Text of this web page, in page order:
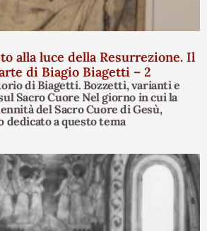
alla luce della Resurrezione. Il
di Biagio Biagetti – 2
di Biagetti. Bozzetti, varianti e
Sacro Cuore Nel giorno in cui la
del Sacro Cuore di Gesù,
dedicato a questo tema